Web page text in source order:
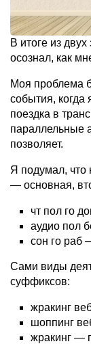
В итоге из
осознал, как
Моя проблема
события, когда
поездка в
параллельные
позволяет.
Я подумал, что
— основная,
чт пол го
аудио пол
сон го раб
Сами виды
суффиксов:
жракинг
шоппинг
жракинг —